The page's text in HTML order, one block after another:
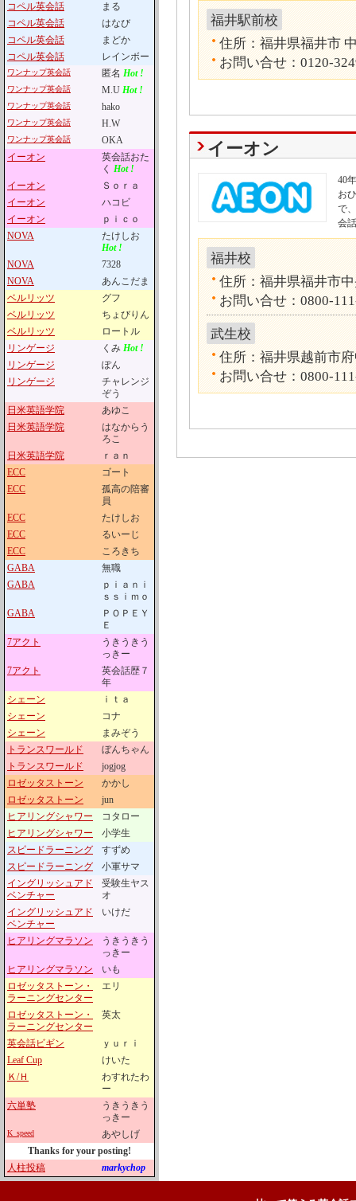
コペル英会話
まる
コペル英会話
はなび
コペル英会話
まどか
コペル英会話
レインボー
ワンナップ英会話 匿名 Hot !
ワンナップ英会話 M.U Hot !
ワンナップ英会話 hako
ワンナップ英会話 H.W
ワンナップ英会話
OKA
イーオン
英会話おた
く Hot !
イーオン
Ｓｏｒａ
イーオン
ハコビ
イーオン
ｐｉｃｏ
NOVA
たけしお
Hot !
NOVA
7328
NOVA
あんこだま
ベルリッツ
グフ
ベルリッツ
ちょびりん
ベルリッツ
ロートル
リンゲージ
くみ Hot !
リンゲージ
ぽん
リンゲージ
チャレンジ
ぞう
日米英語学院
あゆこ
日米英語学院
はなからう
ろこ
日米英語学院
ｒａｎ
ECC
ゴート
ECC
孤高の陪審
員
ECC
たけしお
ECC
るいーじ
ECC
ころきち
GABA
無職
GABA
ｐｉａｎｉ
ｓｓｉｍｏ
GABA
ＰＯＰＥＹ
Ｅ
7アクト
うきうきう
っきー
7アクト
英会話歴７
年
シェーン
ｉｔａ
シェーン
コナ
シェーン
まみぞう
トランスワールド
ぼんちゃん
トランスワールド
jogjog
ロゼッタストーン
かかし
ロゼッタストーン
jun
ヒアリングシャワー
コタロー
ヒアリングシャワー
小学生
スピードラーニング
すずめ
スピードラーニング
小軍サマ
イングリッシュアド
ベンチャー
受験生ヤス
オ
イングリッシュアド
ベンチャー
いけだ
ヒアリングマラソン
うきうきう
っきー
ヒアリングマラソン
いも
ロゼッタストーン・
ラーニングセンター
エリ
ロゼッタストーン・
ラーニングセンター
英太
英会話ビギン
ｙｕｒｉ
Leaf Cup
けいた
Ｋ/Ｈ
わすれたわ
ー
六単塾
うきうきう
っきー
K_speed
あやしげ
Thanks for your posting!
人柱投稿
markychop
福井駅前校
住所：福井県福井市
お問い合せ：0120-
イーオン
40
お
で
会
福井校
住所：福井県福井市
お問い合せ：0800-
武生校
住所：福井県越前市
お問い合せ：0800-